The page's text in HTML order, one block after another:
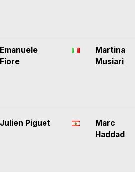
Emanuele
Fiore
Martina
Musiari
Julien Piguet
Marc
Haddad